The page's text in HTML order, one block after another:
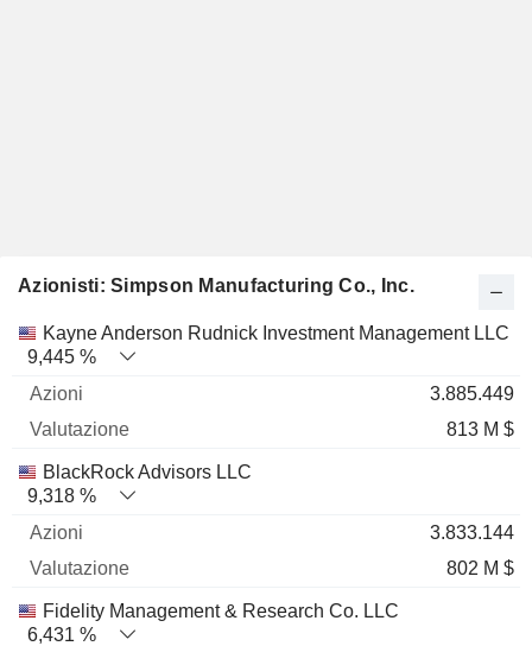
Azionisti: Simpson Manufacturing Co., Inc.
Nome Azioni % Valutazione
Kayne Anderson Rudnick Investment Management LLC
9,445 %
3.885.449
813 M $
BlackRock Advisors LLC
9,318 %
3.833.144
802 M $
Fidelity Management & Research Co. LLC
6,431 %